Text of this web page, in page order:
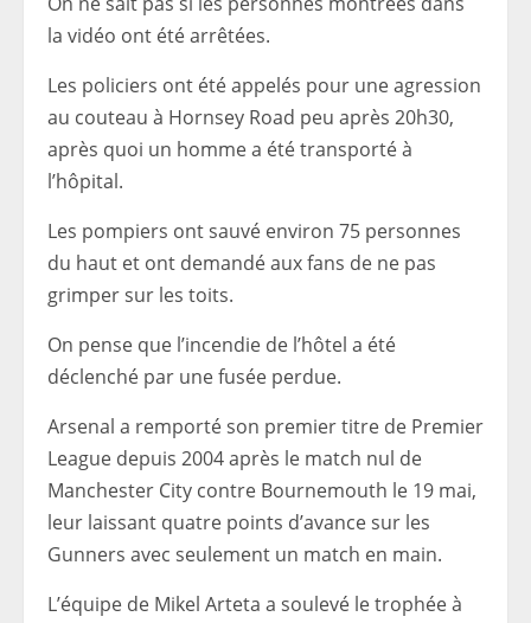
la vidéo ont été arrêtées.
Les policiers ont été appelés pour une agression
au couteau à Hornsey Road peu après 20h30,
après quoi un homme a été transporté à
l’hôpital.
Les pompiers ont sauvé environ 75 personnes
du haut et ont demandé aux fans de ne pas
grimper sur les toits.
On pense que l’incendie de l’hôtel a été
déclenché par une fusée perdue.
Arsenal a remporté son premier titre de Premier
League depuis 2004 après le match nul de
Manchester City contre Bournemouth le 19 mai,
leur laissant quatre points d’avance sur les
Gunners avec seulement un match en main.
L’équipe de Mikel Arteta a soulevé le trophée à